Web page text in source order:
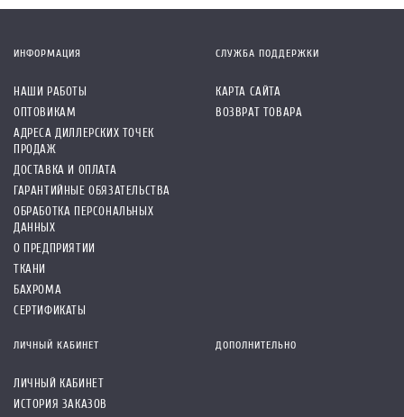
ИНФОРМАЦИЯ
НАШИ РАБОТЫ
ОПТОВИКАМ
АДРЕСА ДИЛЛЕРСКИХ ТОЧЕК
ПРОДАЖ
ДОСТАВКА И ОПЛАТА
ГАРАНТИЙНЫЕ ОБЯЗАТЕЛЬСТВА
ОБРАБОТКА ПЕРСОНАЛЬНЫХ
ДАННЫХ
О ПРЕДПРИЯТИИ
ТКАНИ
БАХРОМА
СЕРТИФИКАТЫ
СЛУЖБА ПОДДЕРЖКИ
КАРТА САЙТА
ВОЗВРАТ ТОВАРА
ЛИЧНЫЙ КАБИНЕТ
ЛИЧНЫЙ КАБИНЕТ
ИСТОРИЯ ЗАКАЗОВ
ДОПОЛНИТЕЛЬНО